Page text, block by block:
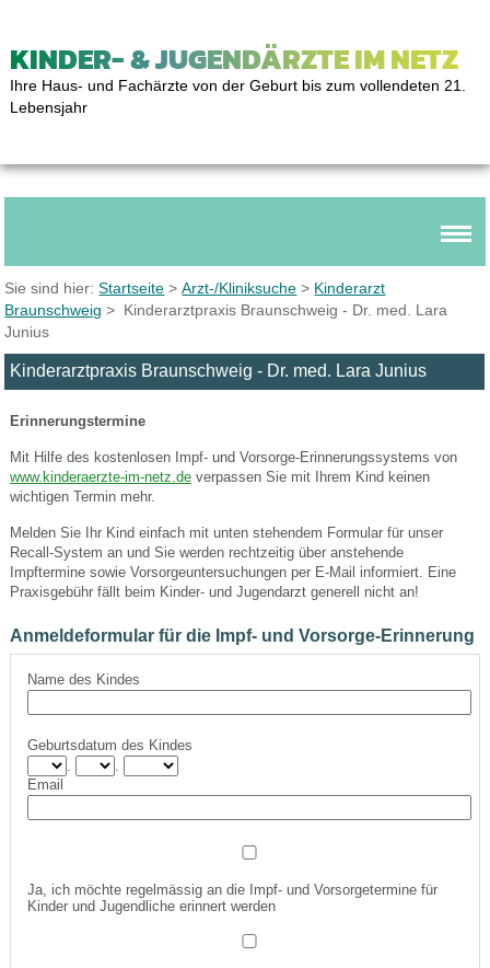
KINDER- & JUGENDÄRZTE IM NETZ
Ihre Haus- und Fachärzte von der Geburt bis zum vollendeten 21.
Lebensjahr
Sie sind hier:Startseite >Arzt-/Kliniksuche > Kinderarzt
Braunschweig > Kinderarztpraxis Braunschweig - Dr. med. Lara
Junius
Kinderarztpraxis Braunschweig - Dr. med. Lara Junius
Erinnerungstermine
Mit Hilfe des kostenlosen Impf- und Vorsorge-Erinnerungssystems von
www.kinderaerzte-im-netz.deverpassen Sie mit Ihrem Kind keinen
wichtigen Termin mehr.
Melden Sie Ihr Kind einfach mit unten stehendem Formular für unser
Recall-System an und Sie werden rechtzeitig über anstehende
Impftermine sowie Vorsorgeuntersuchungen per E-Mail informiert. Eine
Praxisgebühr fällt beim Kinder- und Jugendarzt generell nicht an!
Anmeldeformular für die Impf- und Vorsorge-Erinnerung
Name des Kindes
Geburtsdatum des Kindes
Email
Ja, ich möchte regelmässig an die Impf- und Vorsorgetermine für
Kinder und Jugendliche erinnert werden